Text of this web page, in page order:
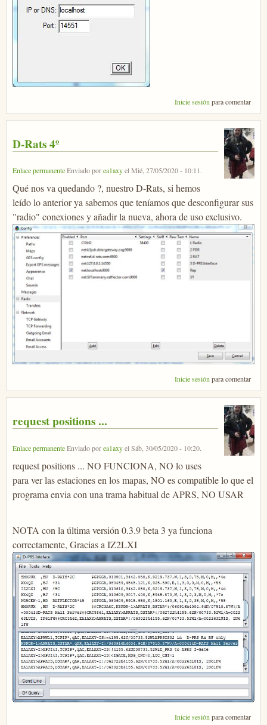
Inicie sesión para comentar
D-Rats 4º
Enlace permanenteEnviado porea1axyelMié, 27/05/2020 - 10:11.
Qué nos va quedando ?, nuestro D-Rats, si hemos
leído lo anterior ya sabemos que teníamos que desconfigurar sus
"radio" conexiones y añadir la nueva, ahora de uso exclusivo.
Inicie sesiónpara comentar
request positions ...
Enlace permanenteEnviado porea1axyelSáb, 30/05/2020 - 10:20.
request positions ... NO FUNCIONA, NO lo uses
para ver las estaciones en los mapas, NO es compatible lo que el
programa envia con una trama habitual de APRS, NO USAR
NOTA con la última versión 0.3.9 beta 3 ya funciona
correctamente, Gracias a IZ2LXI
Inicie sesión para comentar